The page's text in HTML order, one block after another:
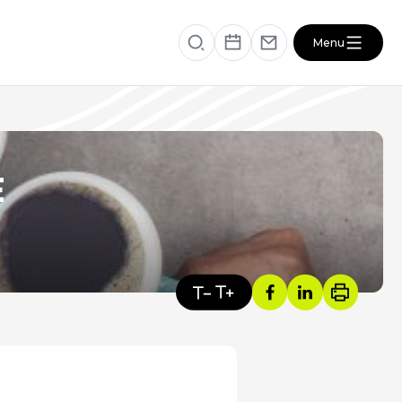
Menu
PROCHE
ACTUALITÉS DU SECTEUR